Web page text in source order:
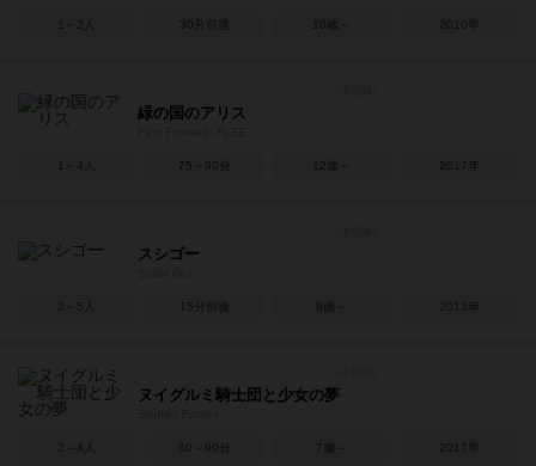
1～2人 30分前後 10歳～ 2010年
緑の国のアリス
1～4人 75～90分 12歳～ 2017年
スシゴー
2～5人 15分前後 8歳～ 2013年
ヌイグルミ騎士団と少女の夢
2～4人 60～90分 7歳～ 2017年